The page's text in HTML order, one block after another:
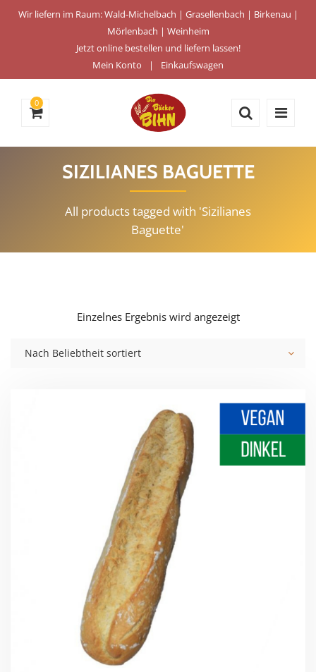
Wir liefern im Raum: Wald-Michelbach | Grasellenbach | Birkenau |
Mörlenbach | Weinheim
Jetzt online bestellen und liefern lassen!
Mein Konto
Einkaufswagen
0
SIZILIANES BAGUETTE
All products tagged with 'Sizilianes
Baguette'
Einzelnes Ergebnis wird angezeigt
Nach Beliebtheit sortiert